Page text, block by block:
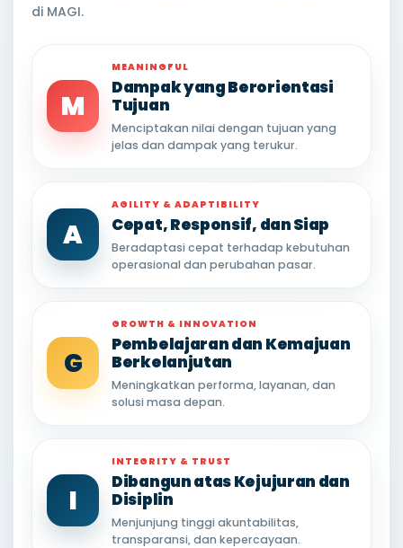
di MAGI.
M
MEANINGFUL
Dampak yang Berorientasi
Tujuan
Menciptakan nilai dengan tujuan yang
jelas dan dampak yang terukur.
A
AGILITY & ADAPTIBILITY
Cepat, Responsif, dan Siap
Beradaptasi cepat terhadap kebutuhan
operasional dan perubahan pasar.
G
GROWTH & INNOVATION
Pembelajaran dan Kemajuan
Berkelanjutan
Meningkatkan performa, layanan, dan
solusi masa depan.
I
INTEGRITY & TRUST
Dibangun atas Kejujuran dan
Disiplin
Menjunjung tinggi akuntabilitas,
transparansi, dan kepercayaan.